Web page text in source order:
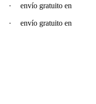
·
envío gratuito en
·
envío gratuito en